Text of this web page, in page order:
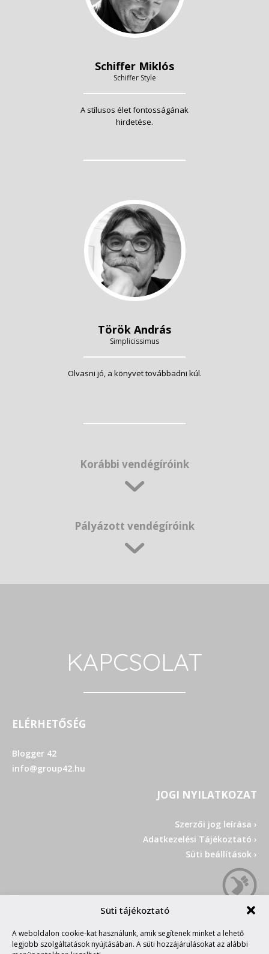
Süti tájékoztató
A weboldalon cookie-kat használunk, amik segítenek minket a lehető
legjobb szolgáltatások nyújtásában. A süti hozzájárulásokat az alábbi
Schiffer Miklós
Schiffer Style
A stílusos élet fontosságának
hirdetése.
Török András
Simplicissimus
Olvasni jó, a könyvet továbbadni kúl.
Korábbi vendégíróink
Pályázott vendégíróink
KAPCSOLAT
ELÉRHETŐSÉG
Blogger 42
info@group42.hu
JOGI NYILATKOZAT
Szerzői jog leírása ›
Adatkezelési Tájékoztató ›
Süti beállítások ›